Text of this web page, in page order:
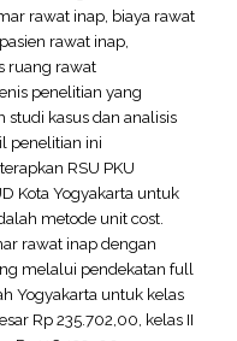
rawat inap, biaya rawat
rawat inap,
ruang rawat
penelitian yang
kasus dan analisis
penelitian ini
RSU PKU
Kota Yogyakarta untuk
metode unit cost.
rawat inap dengan
melalui pendekatan full
Yogyakarta untuk kelas
Rp 235.702,00, kelas II